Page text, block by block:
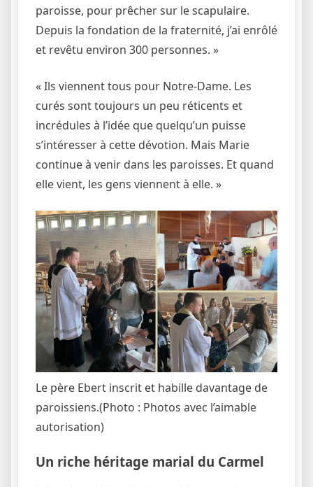
paroisse, pour prêcher sur le scapulaire.
Depuis la fondation de la fraternité, j’ai enrôlé
et revêtu environ 300 personnes. »
« Ils viennent tous pour Notre-Dame. Les
curés sont toujours un peu réticents et
incrédules à l’idée que quelqu’un puisse
s’intéresser à cette dévotion. Mais Marie
continue à venir dans les paroisses. Et quand
elle vient, les gens viennent à elle. »
Le père Ebert inscrit et habille davantage de
paroissiens.(Photo : Photos avec l’aimable
autorisation)
Un riche héritage marial du Carmel